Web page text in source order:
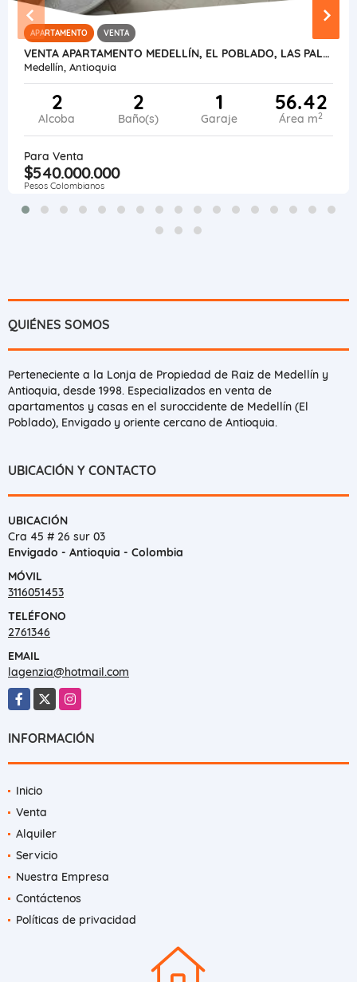
APARTAMENTO VENTA
VENTA APARTAMENTO MEDELLÍN, EL POBLADO, LAS PALMAS PARTE BAJA
Medellín, Antioquia
2
Alcoba
2
Baño(s)
1
Garaje
56.42
Área m2
Para Venta
$540.000.000
Pesos Colombianos
QUIÉNES SOMOS
Perteneciente a la Lonja de Propiedad de Raiz de Medellín y
Antioquia, desde 1998. Especializados en venta de
apartamentos y casas en el suroccidente de Medellín (El
Poblado), Envigado y oriente cercano de Antioquia.
UBICACIÓN Y CONTACTO
UBICACIÓN
Cra 45 # 26 sur 03
Envigado - Antioquia - Colombia
MÓVIL
3116051453
TELÉFONO
2761346
EMAIL
lagenzia@hotmail.com
INFORMACIÓN
Inicio
Venta
Alquiler
Servicio
Nuestra Empresa
Contáctenos